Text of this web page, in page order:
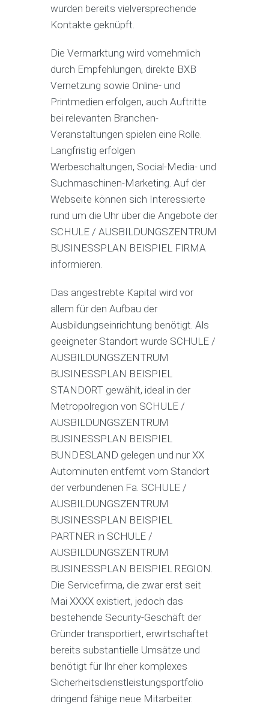
wurden bereits vielversprechende
Kontakte geknüpft.
Die Vermarktung wird vornehmlich
durch Empfehlungen, direkte BXB
Vernetzung sowie Online- und
Printmedien erfolgen, auch Auftritte
bei relevanten Branchen-
Veranstaltungen spielen eine Rolle.
Langfristig erfolgen
Werbeschaltungen, Social-Media- und
Suchmaschinen-Marketing. Auf der
Webseite können sich Interessierte
rund um die Uhr über die Angebote der
SCHULE / AUSBILDUNGSZENTRUM
BUSINESSPLAN BEISPIEL FIRMA
informieren.
Das angestrebte Kapital wird vor
allem für den Aufbau der
Ausbildungseinrichtung benötigt. Als
geeigneter Standort wurde SCHULE /
AUSBILDUNGSZENTRUM
BUSINESSPLAN BEISPIEL
STANDORT gewählt, ideal in der
Metropolregion von SCHULE /
AUSBILDUNGSZENTRUM
BUSINESSPLAN BEISPIEL
BUNDESLAND gelegen und nur XX
Autominuten entfernt vom Standort
der verbundenen Fa. SCHULE /
AUSBILDUNGSZENTRUM
BUSINESSPLAN BEISPIEL
PARTNER in SCHULE /
AUSBILDUNGSZENTRUM
BUSINESSPLAN BEISPIEL REGION.
Die Servicefirma, die zwar erst seit
Mai XXXX existiert, jedoch das
bestehende Security-Geschäft der
Gründer transportiert, erwirtschaftet
bereits substantielle Umsätze und
benötigt für Ihr eher komplexes
Sicherheitsdienstleistungsportfolio
dringend fähige neue Mitarbeiter.